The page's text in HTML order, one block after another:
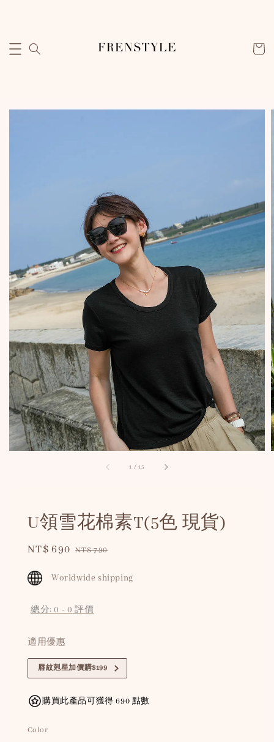
1 /15
U領雪花棉素T(5色 現貨)
Sale
NT$ 690 Regular
NT$ 790
Worldwide shipping
總分:0 - 0 評價
適用優惠
唇紋剋星加價購$199
購買此產品可獲得 690 點數
Color